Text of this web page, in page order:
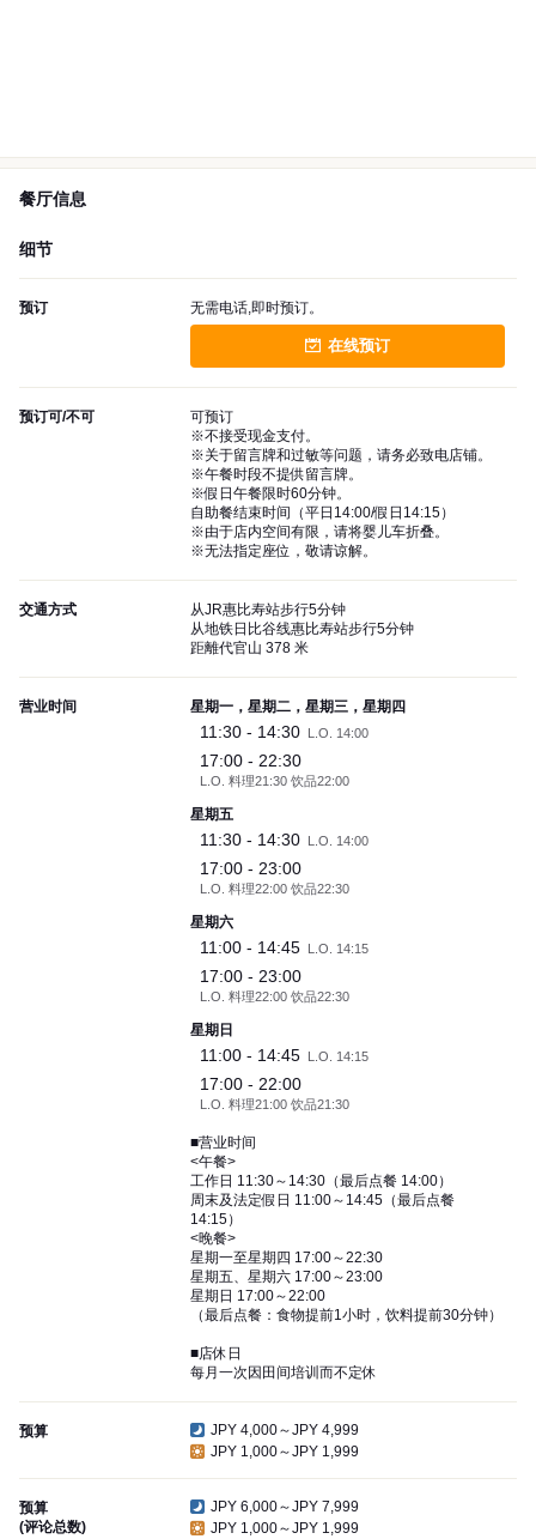
餐厅信息
细节
预订 无需电话,即时预订。
在线预订
预订可/不可
可预订
※不接受现金支付。
※关于留言牌和过敏等问题，请务必致电店铺。
※午餐时段不提供留言牌。
※假日午餐限时60分钟。
自助餐结束时间（平日14:00/假日14:15）
※由于店内空间有限，请将婴儿车折叠。
※无法指定座位，敬请谅解。
交通方式
从JR惠比寿站步行5分钟
从地铁日比谷线惠比寿站步行5分钟
距離代官山 378 米
营业时间 星期一，星期二，星期三，星期四
11:30 - 14:30 L.O. 14:00
17:00 - 22:30
L.O. 料理21:30 饮品22:00
星期五
11:30 - 14:30 L.O. 14:00
17:00 - 23:00
L.O. 料理22:00 饮品22:30
星期六
11:00 - 14:45 L.O. 14:15
17:00 - 23:00
L.O. 料理22:00 饮品22:30
星期日
11:00 - 14:45 L.O. 14:15
17:00 - 22:00
L.O. 料理21:00 饮品21:30
■营业时间
<午餐>
工作日 11:30～14:30（最后点餐 14:00）
周末及法定假日 11:00～14:45（最后点餐
14:15）
<晚餐>
星期一至星期四 17:00～22:30
星期五、星期六 17:00～23:00
星期日 17:00～22:00
（最后点餐：食物提前1小时，饮料提前30分钟）
■店休日
每月一次因田间培训而不定休
预算
JPY 4,000～JPY 4,999
JPY 1,000～JPY 1,999
预算
(评论总数)
JPY 6,000～JPY 7,999
JPY 1,000～JPY 1,999